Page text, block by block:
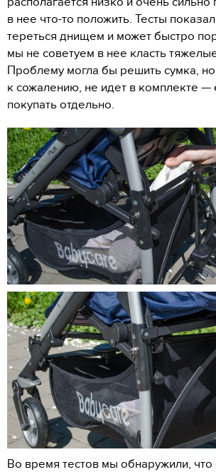
в нее что-то положить. Тесты
тереться днищем и может быстро
мы не советуем в нее класть
Проблему могла бы решить сумка,
к сожалению, не идет в комплекте —
покупать отдельно.
Во время тестов мы обнаружили, что